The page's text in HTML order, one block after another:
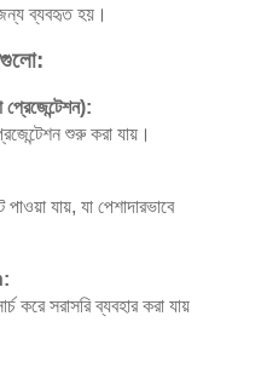
ব্যবহৃত হয়।
শুরু করা যায়।
যায়, যা পেশাদারভাবে
করে সরাসরি ব্যবহার করা যায়